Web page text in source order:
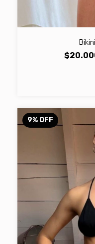
9% OFF